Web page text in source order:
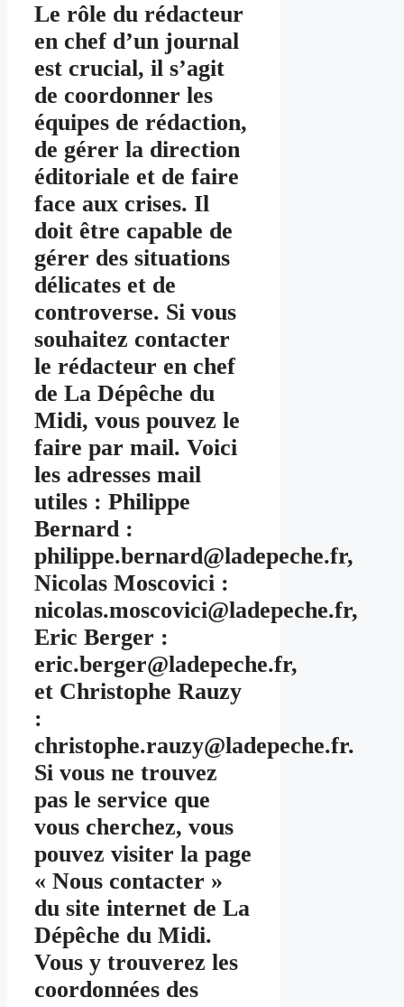
Le rôle du rédacteur
en chef d’un journal
est crucial, il s’agit
de coordonner les
équipes de rédaction,
de gérer la direction
éditoriale et de faire
face aux crises. Il
doit être capable de
gérer des situations
délicates et de
controverse. Si vous
souhaitez contacter
le rédacteur en chef
de La Dépêche du
Midi, vous pouvez le
faire par mail. Voici
les adresses mail
utiles : Philippe
Bernard :
philippe.bernard@ladepeche.fr,
Nicolas Moscovici :
nicolas.moscovici@ladepeche.fr,
Eric Berger :
eric.berger@ladepeche.fr,
et Christophe Rauzy
:
christophe.rauzy@ladepeche.fr.
Si vous ne trouvez
pas le service que
vous cherchez, vous
pouvez visiter la page
« Nous contacter »
du site internet de La
Dépêche du Midi.
Vous y trouverez les
coordonnées des